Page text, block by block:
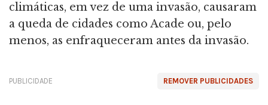
climáticas, em vez de uma invasão, causaram
a queda de cidades como Acade ou, pelo
menos, as enfraqueceram antes da invasão.
REMOVER PUBLICIDADES
PUBLICIDADE